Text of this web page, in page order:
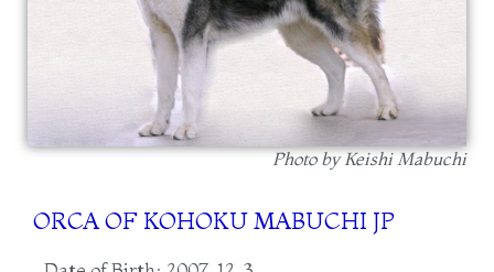
Photo by Keishi Mabuchi
ORCA OF KOHOKU MABUCHI JP